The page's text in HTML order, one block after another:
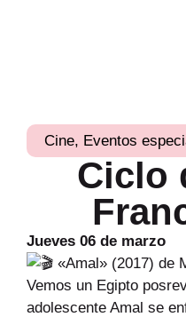
Cine, Eventos
Ciclo
Jueves 06 de marzo
«Amal» (2017) de
Vemos un Egipto
adolescente Amal se